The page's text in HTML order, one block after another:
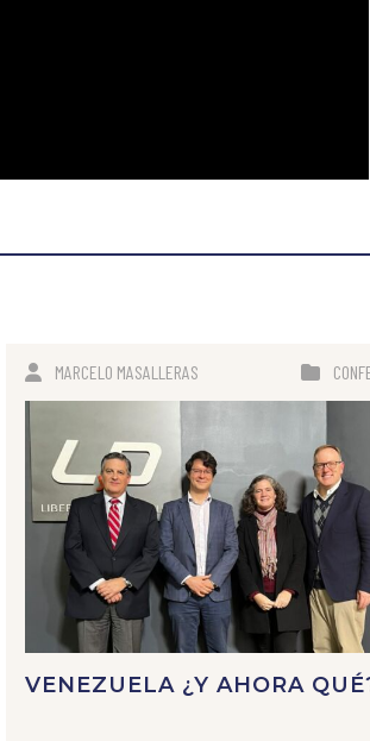
MARCELO MASALLERAS
VENEZUELA ¿Y AHORA